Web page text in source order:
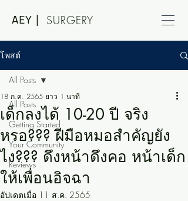
SURGERY
AEY |
โพสต์
All Posts
Getting Started
Your Community
Reviews
All Posts
เด็กลงได้ 10-20 ปี จริง
หรอ??? ฝีมือหมอสำคัญยัง
ไง??? ดึงหน้าดึงคอ หน้าเด็ก
ให้เพื่อนอิจฉา
18 ก.ค. 2565 ยาว 1 นาที
อัปเดตเมื่อ 11 ส.ค. 2565